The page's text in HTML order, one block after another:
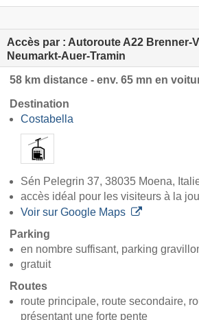
Accès par : Autoroute A22 Brenner-
Neumarkt-Auer-Tramin
58 km distance - env. 65 mn en
Destination
Costabella
Sén Pelegrin 37, 38035 Moena,
accès idéal pour les visiteurs à la
Voir sur Google Maps
Parking
en nombre suffisant, parking
gratuit
Routes
route principale, route secondaire,
présentant une forte pente